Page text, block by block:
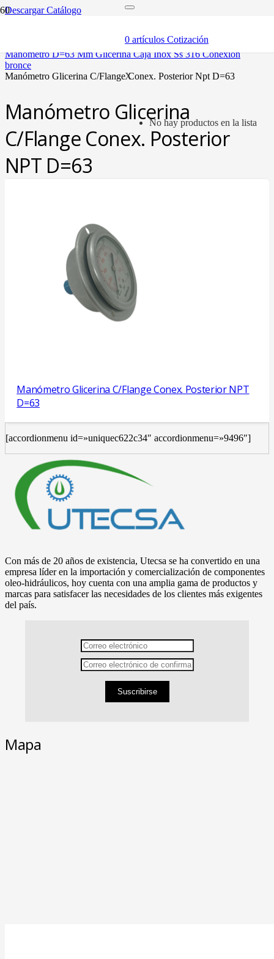
0 artículos Cotización
X
No hay productos en la lista
Descargar Catálogo
manómetro d=63 mm glicerina caja inox ss 316 conexión
bronce
manómetro glicerina c/flange conex. posterior npt d=63
Manómetro Glicerina
C/Flange Conex. Posterior
NPT D=63
Manómetro Glicerina C/Flange Conex. Posterior NPT
D=63
[accordionmenu id=»uniquec622c34″ accordionmenu=»9496″]
Con más de 20 años de existencia, Utecsa se ha convertido en una
empresa líder en la importación y comercialización de componentes
oleo-hidráulicos, hoy cuenta con una amplia gama de productos y
marcas para satisfacer las necesidades de los clientes más exigentes
del país.
Suscribirse
Mapa